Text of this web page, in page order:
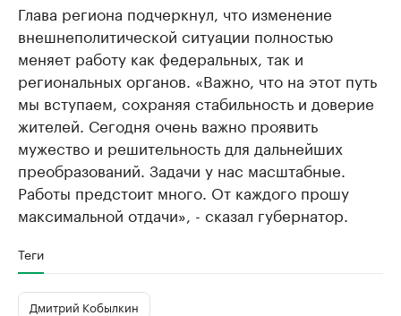
Глава региона подчеркнул, что изменение
внешнеполитической ситуации полностью
меняет работу как федеральных, так и
региональных органов. «Важно, что на этот путь
мы вступаем, сохраняя стабильность и доверие
жителей. Сегодня очень важно проявить
мужество и решительность для дальнейших
преобразований. Задачи у нас масштабные.
Работы предстоит много. От каждого прошу
максимальной отдачи», - сказал губернатор.
Теги
Дмитрий Кобылкин